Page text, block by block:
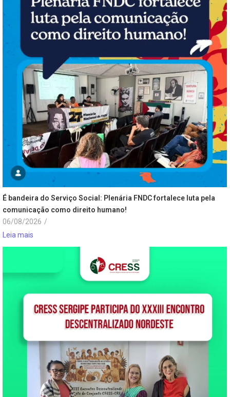
É bandeira do Serviço Social: Plenária FNDC fortalece luta pela
comunicação como direito humano!
06/08/2026 /
Leia mais